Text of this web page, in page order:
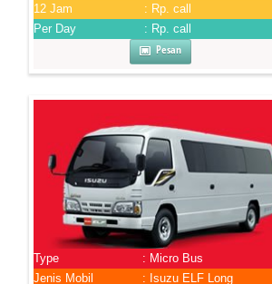
12 Jam
: Rp. call
Per Day
: Rp. call
Pesan
Type
: Micro Bus
Jenis Mobil
: Isuzu ELF Long